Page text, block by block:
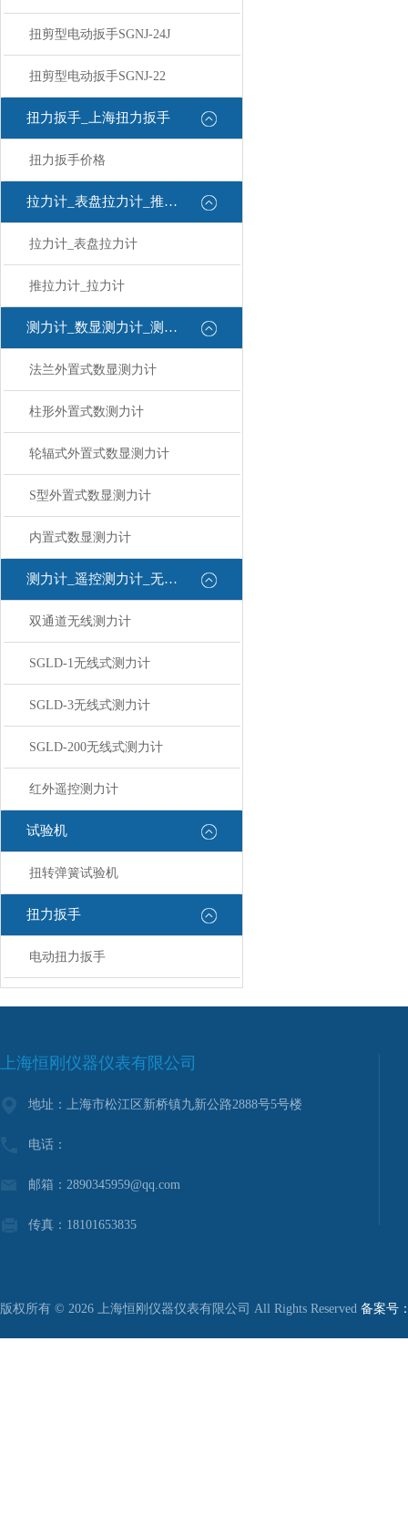
扭剪型电动扳手SGNJ-24J
扭剪型电动扳手SGNJ-22
扭力扳手_上海扭力扳手
扭力扳手价格
拉力计_表盘拉力计_推拉力计
拉力计_表盘拉力计
推拉力计_拉力计
测力计_数显测力计_测力计
法兰外置式数显测力计
柱形外置式数测力计
轮辐式外置式数显测力计
S型外置式数显测力计
内置式数显测力计
测力计_遥控测力计_无线测力计
双通道无线测力计
SGLD-1无线式测力计
SGLD-3无线式测力计
SGLD-200无线式测力计
红外遥控测力计
试验机
扭转弹簧试验机
扭力扳手
电动扭力扳手
上海恒刚仪器仪表有限公司
地址：上海市松江区新桥镇九新公路2888号5号楼
电话：
邮箱：2890345959@qq.com
传真：18101653835
版权所有 © 2026 上海恒刚仪器仪表有限公司 All Rights Reserved 备案号